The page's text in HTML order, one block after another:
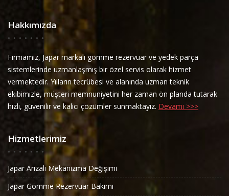
Hakkımızda
Firmamız, Japar markalı gömme rezervuar ve yedek parça
sistemlerinde uzmanlaşmış bir özel servis olarak hizmet
vermektedir. Yılların tecrübesi ve alanında uzman teknik
ekibimizle, müşteri memnuniyetini her zaman ön planda tutarak
hızlı, güvenilir ve kalıcı çözümler sunmaktayız. Devamı >>>
Hizmetlerimiz
Japar Arızalı Mekanizma Değişimi
Japar Gömme Rezervuar Bakımı